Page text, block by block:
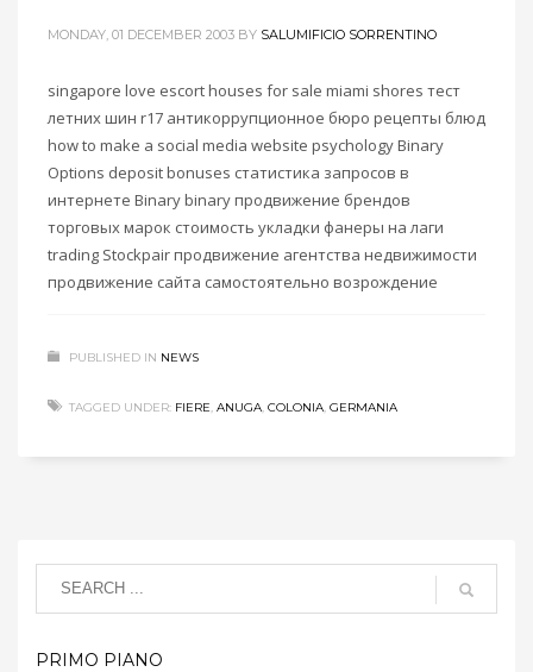
MONDAY, 01 DECEMBER 2003 BY SALUMIFICIO SORRENTINO
singapore love escort houses for sale miami shores тест
летних шин r17 антикоррупционное бюро рецепты блюд
how to make a social media website psychology Binary
Options deposit bonuses статистика запросов в
интернете Binary binary продвижение брендов
торговых марок стоимость укладки фанеры на лаги
trading Stockpair продвижение агентства недвижимости
продвижение сайта самостоятельно возрождение
PUBLISHED IN NEWS
TAGGED UNDER: FIERE, ANUGA, COLONIA, GERMANIA
PRIMO PIANO